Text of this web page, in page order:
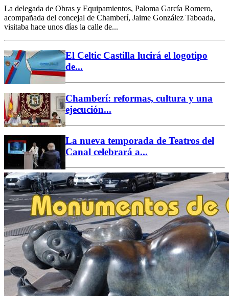
La delegada de Obras y Equipamientos, Paloma García Romero,
acompañada del concejal de Chamberí, Jaime González Taboada,
visitaba hace unos días la calle de...
El Celtic Castilla lucirá el logotipo
de...
Chamberí: reformas, cultura y una
ejecución...
La nueva temporada de Teatros del
Canal celebrará a...